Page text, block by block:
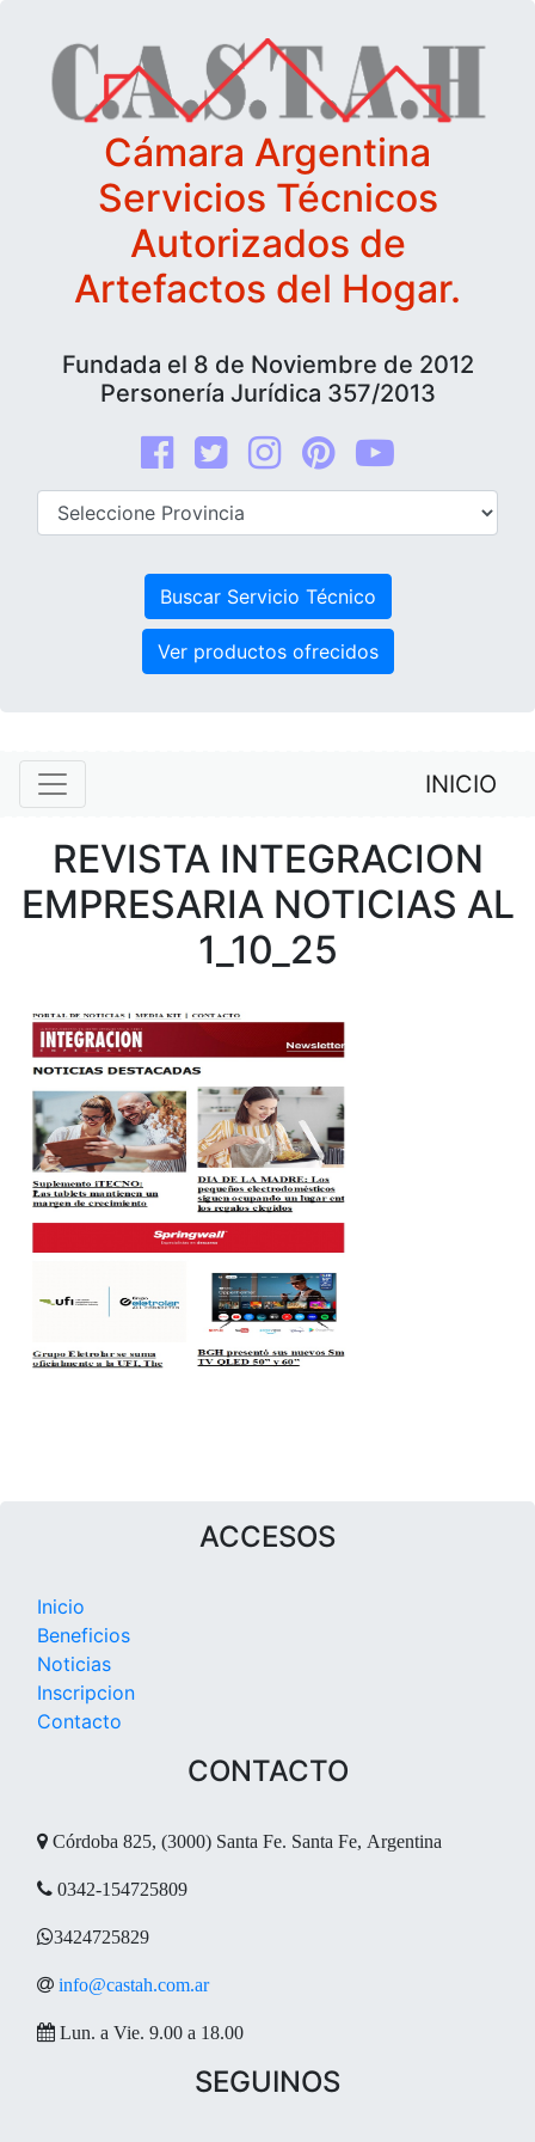
Cámara Argentina
Servicios Técnicos
Autorizados de
Artefactos del Hogar.
Fundada el 8 de Noviembre de 2012
Personería Jurídica 357/2013
Ver productos ofrecidos
INICIO
REVISTA INTEGRACION
EMPRESARIA NOTICIAS AL
1_10_25
ACCESOS
Inicio
Beneficios
Noticias
Inscripcion
Contacto
CONTACTO
Córdoba 825, (3000) Santa Fe. Santa Fe, Argentina
0342-154725809
3424725829
info@castah.com.ar
Lun. a Vie. 9.00 a 18.00
SEGUINOS